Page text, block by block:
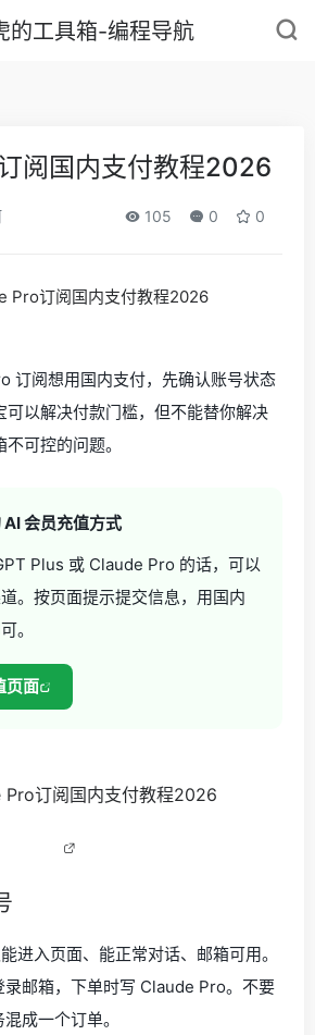
阅国内支付教程2026
105 0 0
订阅想用国内支付，先确认账号状态
可以解决付款门槛，但不能替你解决
可控的问题。
会员充值方式
Plus 或 Claude Pro 的话，可以
。按页面提示提交信息，用国内
。
页面
进入页面、能正常对话、邮箱可用。
邮箱，下单时写 Claude Pro。不要
成一个订单。